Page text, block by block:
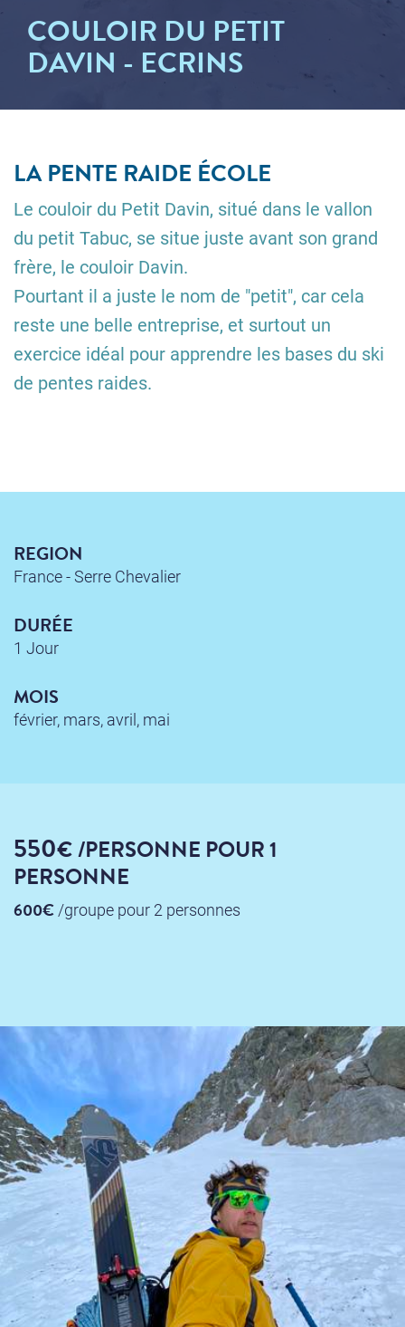
COULOIR DU PETIT
DAVIN - ECRINS
LA PENTE RAIDE ÉCOLE
Le couloir du Petit Davin, situé dans le vallon
du petit Tabuc, se situe juste avant son grand
frère, le couloir Davin.
Pourtant il a juste le nom de "petit", car cela
reste une belle entreprise, et surtout un
exercice idéal pour apprendre les bases du ski
de pentes raides.
REGION
France - Serre Chevalier
DURÉE
1 Jour
MOIS
février, mars, avril, mai
550€/PERSONNE POUR 1
PERSONNE
600€/groupe pour 2 personnes